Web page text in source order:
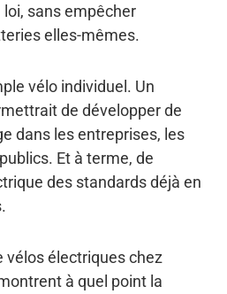
sans empêcher
elles-mêmes.
vélo individuel. Un
de développer de
dans les entreprises, les
Et à terme, de
des standards déjà en
vélos électriques chez
à quel point la